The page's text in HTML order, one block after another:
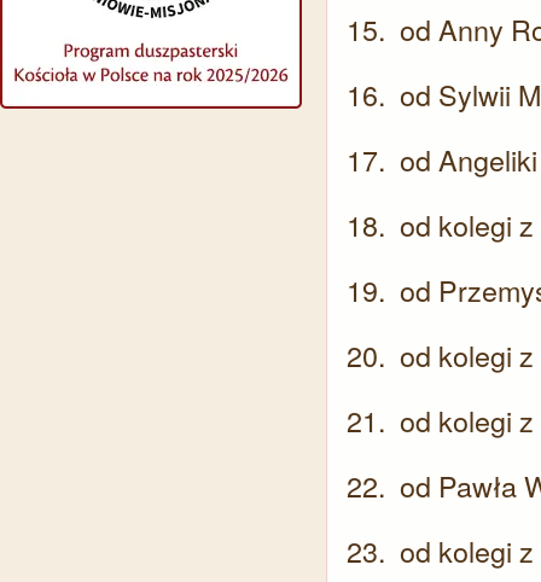
od Anny
od Sylwii
od
od kolegi
od
od kolegi
od kolegi
od Pawła
od kolegi